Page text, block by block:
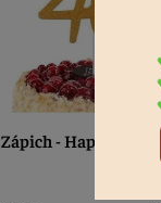
Zápich - Happy